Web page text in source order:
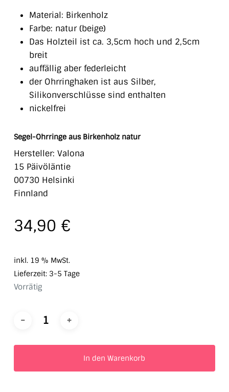
Material: Birkenholz
Farbe: natur (beige)
Das Holzteil ist ca. 3,5cm hoch und 2,5cm
breit
auffällig aber federleicht
der Ohrringhaken ist aus Silber,
Silikonverschlüsse sind enthalten
nickelfrei
Segel-Ohrringe aus Birkenholz natur
Hersteller: Valona
15 Päivöläntie
00730 Helsinki
Finnland
34,90 €
inkl. 19 % MwSt.
Lieferzeit: 3-5 Tage
Vorrätig
In den Warenkorb